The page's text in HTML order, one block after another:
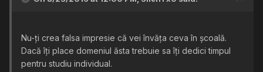
Nu-ți crea falsa impresie că vei învăța ceva în școală.
Dacă îți place domeniul ăsta trebuie sa îți dedici timpul
pentru studiu individual.